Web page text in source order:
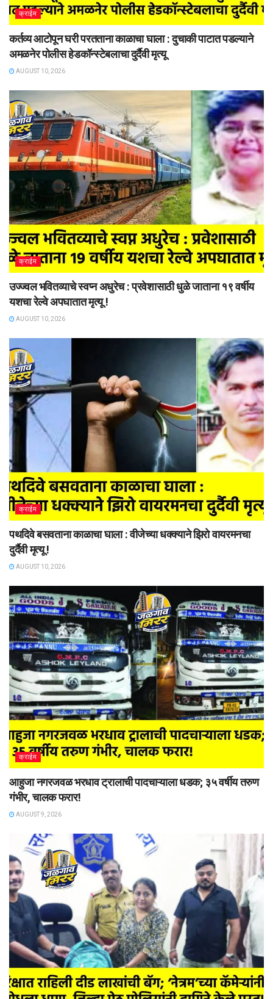
क्राईम
कर्तव्य आटोपून घरी परतताना काळाचा घाला : दुचाकी पाटात पडल्याने
अमळनेर पोलीस हेडकॉन्स्टेबलाचा दुर्दैवी मृत्यू
AUGUST 10, 2026
क्राईम
उज्ज्वल भवितव्याचे स्वप्न अधुरेच : प्रवेशासाठी धुळे जाताना १९ वर्षीय
यशचा रेल्वे अपघातात मृत्यू !
AUGUST 10, 2026
क्राईम
पथदिवे बसवताना काळाचा घाला : वीजेच्या धक्क्याने झिरो वायरमनचा
दुर्दैवी मृत्यू !
AUGUST 10, 2026
क्राईम
आहुजा नगरजवळ भरधाव ट्रालाची पादचाऱ्याला धडक; ३५ वर्षीय तरुण
गंभीर, चालक फरार!
AUGUST 9, 2026